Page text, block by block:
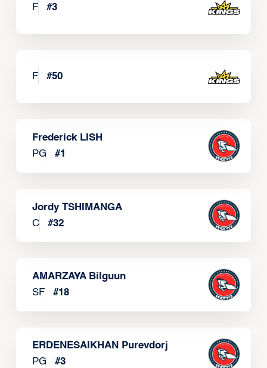
F #3
F #50
Frederick LISH
PG
#1
Jordy TSHIMANGA
C
#32
AMARZAYA Bilguun
SF
#18
ERDENESAIKHAN Purevdorj
PG
#3